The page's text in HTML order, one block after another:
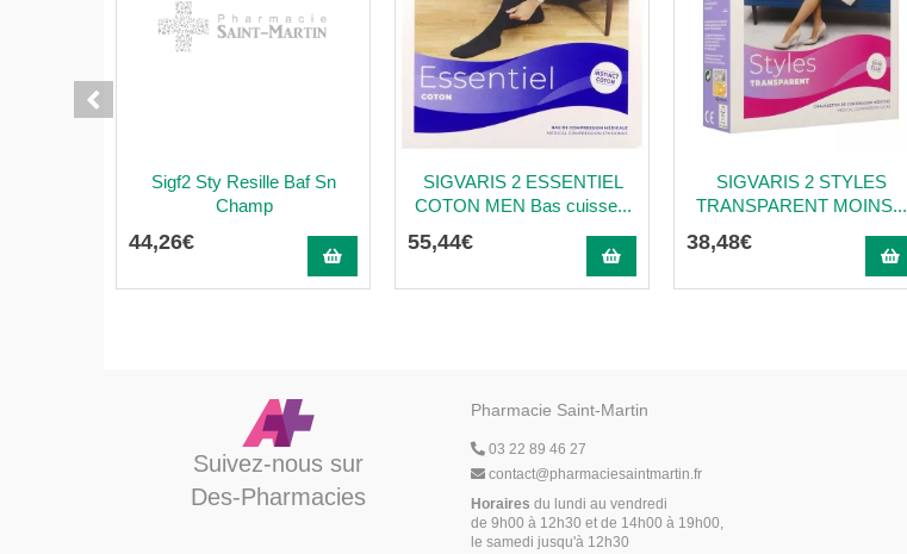
Sigf2 Sty Resille Baf Sn
Champ
44,26€
SIGVARIS 2 ESSENTIEL
COTON MEN Bas cuisse...
55,44€
SIGVARIS 2 STYLES
TRANSPARENT MOINS...
38,48€
Suivez-nous sur
Des-Pharmacies
Pharmacie Saint-Martin
03 22 89 46 27
contact@pharmaciesaintmartin.fr
Horaires du lundi au vendredi
de 9h00 à 12h30 et de 14h00 à 19h00,
le samedi jusqu'à 12h30